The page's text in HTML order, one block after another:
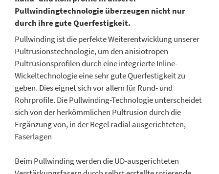
Pullwindingtechnologie überzeugen nicht nur
durch ihre gute Querfestigkeit.
Pullwinding ist die perfekte Weiterentwicklung unserer
Pultrusionstechnologie, um den anisiotropen
Pultrusionsprofilen durch eine integrierte Inline-
Wickeltechnologie eine sehr gute Querfestigkeit zu
geben. Dies eignet sich vor allem für Rund- und
Rohrprofile. Die Pullwinding-Technologie unterscheidet
sich von der herkömmlichen Pultrusion durch die
Ergänzung von, in der Regel radial ausgerichteten,
Faserlagen
Beim Pullwinding werden die UD-ausgerichteten